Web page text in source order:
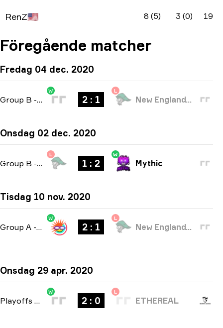
RenZ🇺🇸 8 (5) 3 (0) 19
Föregående matcher
Fredag 04 dec. 2020
Group B - bo3
W
2 : 1
L
New England Whalers
Onsdag 02 dec. 2020
Group B - bo3
L
1 : 2
W
Mythic
Tisdag 10 nov. 2020
Group A - bo3
W
2 : 1
L
New England Whalers
Onsdag 29 apr. 2020
Playoffs bo3
W
2 : 0
L
ETHEREAL